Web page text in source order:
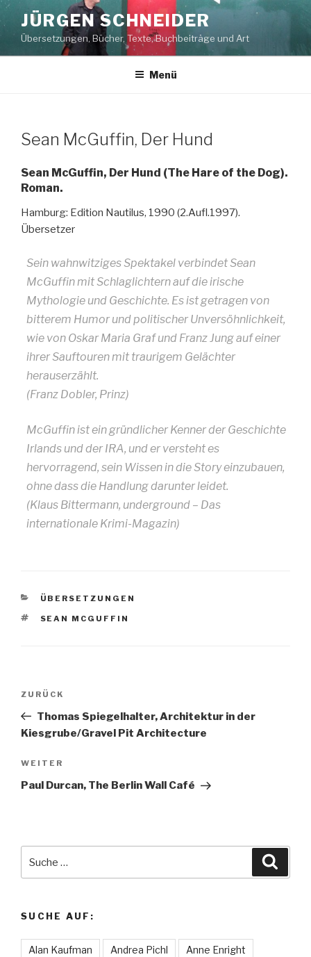
Zum
Inhalt
springen
JÜRGEN SCHNEIDER
Übersetzungen, Bücher, Texte, Buchbeiträge und Art
Menü
Sean McGuffin, Der Hund
Sean McGuffin, Der Hund (The Hare of the Dog).
Roman.
Hamburg: Edition Nautilus, 1990 (2.Aufl.1997).
Übersetzer
Sein wahnwitziges Spektakel verbindet Sean
McGuffin mit Schlaglichtern auf die irische
Mythologie und Geschichte. Es ist getragen von
bitterem Humor und politischer Unversöhnlichkeit,
wie von Oskar Maria Graf und Franz Jung auf einer
ihrer Sauftouren mit traurigem Gelächter
herauserzählt.
(Franz Dobler, Prinz)
McGuffin ist ein gründlicher Kenner der Geschichte
Irlands und der IRA, und er versteht es
hervorragend, sein Wissen in die Story einzubauen,
ohne dass die Handlung darunter leidet.
(Klaus Bittermann, underground – Das
internationale Krimi-Magazin)
KATEGORIEN
ÜBERSETZUNGEN
SCHLAGWÖRTER
SEAN MCGUFFIN
Beitragsnavigation
Vorheriger
Beitrag
ZURÜCK
Thomas Spiegelhalter, Architektur in der
Kiesgrube/Gravel Pit Architecture
Nächster
Beitrag
WEITER
Paul Durcan, The Berlin Wall Café
SUCHE AUF:
Alan Kaufman Andrea Pichl Anne Enright